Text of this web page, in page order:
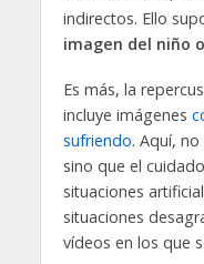
indirectos. Ello
imagen del niño
Es más, la
incluye imágenes
sufriendo. Aquí,
sino que el
situaciones
situaciones
vídeos en los que